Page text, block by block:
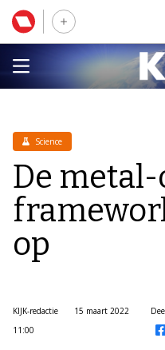
Science
De
op
KIJK-redactie
15 maart 2022
11:00